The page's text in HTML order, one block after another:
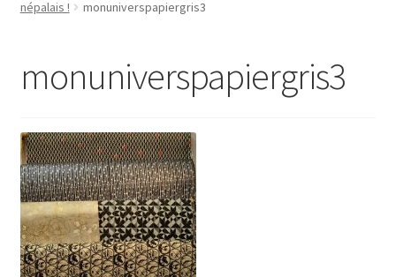
népalais !
monuniverspapiergris3
monuniverspapiergris3